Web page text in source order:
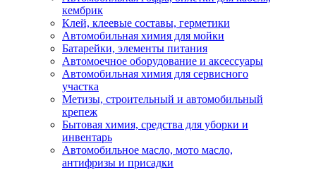
кембрик
Клей, клеевые составы, герметики
Автомобильная химия для мойки
Батарейки, элементы питания
Автомоечное оборудование и аксессуары
Автомобильная химия для сервисного
участка
Метизы, строительный и автомобильный
крепеж
Бытовая химия, средства для уборки и
инвентарь
Автомобильное масло, мото масло,
антифризы и присадки